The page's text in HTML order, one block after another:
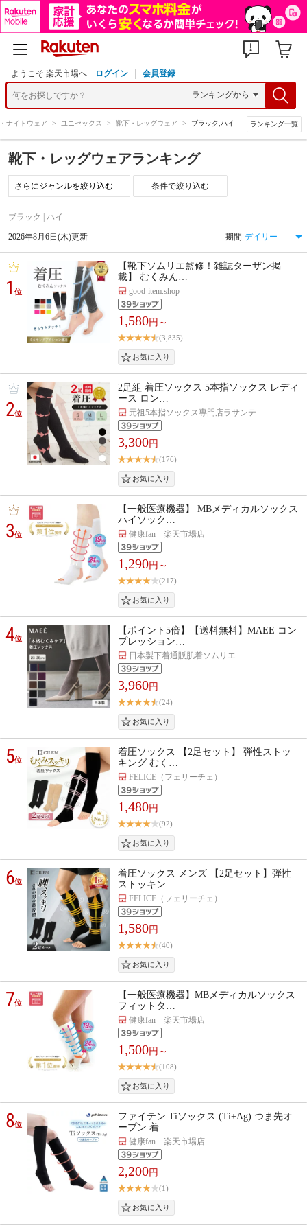
ようこそ 楽天市場へ ログイン 会員登録
ナイトウェア > ユニセックス > 靴下・レッグウェア > ブラック,ハイ ランキング一覧
靴下・レッグウェアランキング
条件で絞り込む
ブラック | ハイ
2026年8月6日(木)更新 期間
1位
【靴下ソムリエ監修！雑誌ターザン掲
載】 むくみん…
good-item.shop
1,580円～
(3,835)
2位
2足組 着圧ソックス 5本指ソックス レディ
ース ロン…
元祖5本指ソックス専門店ラサンテ
3,300円
(176)
3位
【一般医療機器】 MBメディカルソックス
ハイソック…
健康fan 楽天市場店
1,290円～
(217)
4位
【ポイント5倍】【送料無料】MAEE コン
プレッション…
日本製下着通販肌着ソムリエ
3,960円
(24)
5位
着圧ソックス 【2足セット】 弾性ストッ
キング むく…
FELICE（フェリーチェ）
1,480円
(92)
6位
着圧ソックス メンズ 【2足セット】弾性
ストッキン…
FELICE（フェリーチェ）
1,580円
(40)
7位
【一般医療機器】MBメディカルソックス
フィットタ…
健康fan 楽天市場店
1,500円～
(108)
8位
ファイテン Tiソックス (Ti+Ag) つま先オ
ープン 着…
健康fan 楽天市場店
2,200円
(1)